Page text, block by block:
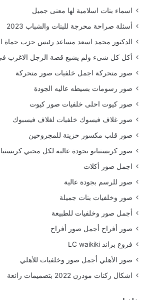
اسماء بنات اسلامية لها معنى جميل
أسئلة صراحة محرجة للبنات والشباب 2023
الدكتور محمد اسعد مساعد رئيس حزب حماة
أكل كل شىء ولم يشبع قصة الرجل الاغرب فى
صور متحركة اجمل خلفيات صور متحركة
صور رسومات بسيطه عاليه الجودة
صور كيوت احلى خلفيات صور كيوت
صور غلاف فيسوك خلفيات لغلاف فيسبوك
صور قلب مكسور حزينة للمجروحين
صور كريستيانو بجودة عاليه لكل محبي
اجمل صور أكلات
صور للرسم بجودة عالية
صور وخلفيات بنات جميلة
أجمل صور وخلفيات للطبيعة
صور أفراح أجمل صور أفراح
فروع براند LC waikiki
صور الأهلي أجمل صور وخلفيات للأهلي
اشكال ركنات مودرن 2022 بتصميمات رائعة